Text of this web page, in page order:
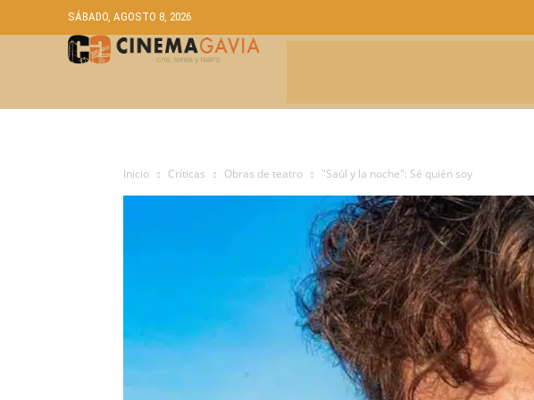
SÁBADO, AGOSTO 8, 2026
Inicio Críticas Obras de teatro "Saúl y la noche": Sé quién soy